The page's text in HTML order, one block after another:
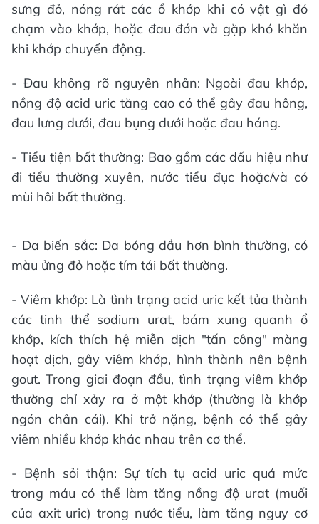
sưng đỏ, nóng rát các ổ khớp khi có vật gì đó
chạm vào khớp, hoặc đau đớn và gặp khó khăn
khi khớp chuyển động.
- Đau không rõ nguyên nhân: Ngoài đau khớp,
nồng độ acid uric tăng cao có thể gây đau hông,
đau lưng dưới, đau bụng dưới hoặc đau háng.
- Tiểu tiện bất thường: Bao gồm các dấu hiệu như
đi tiểu thường xuyên, nước tiểu đục hoặc/và có
mùi hôi bất thường.
- Da biến sắc: Da bóng dầu hơn bình thường, có
màu ửng đỏ hoặc tím tái bất thường.
- Viêm khớp: Là tình trạng acid uric kết tủa thành
các tinh thể sodium urat, bám xung quanh ổ
khớp, kích thích hệ miễn dịch "tấn công" màng
hoạt dịch, gây viêm khớp, hình thành nên bệnh
gout. Trong giai đoạn đầu, tình trạng viêm khớp
thường chỉ xảy ra ở một khớp (thường là khớp
ngón chân cái). Khi trở nặng, bệnh có thể gây
viêm nhiều khớp khác nhau trên cơ thể.
- Bệnh sỏi thận: Sự tích tụ acid uric quá mức
trong máu có thể làm tăng nồng độ urat (muối
của axit uric) trong nước tiểu, làm tăng nguy cơ